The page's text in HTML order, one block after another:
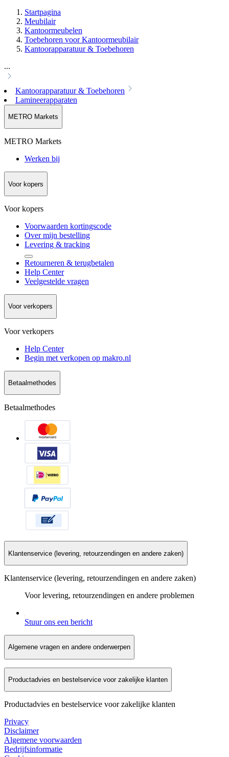
Startpagina
Meubilair
Kantoormeubelen
Toebehoren voor Kantoormeubilair
Kantoorapparatuur & Toebehoren
...
Kantoorapparatuur & Toebehoren
Lamineerapparaten
METRO Markets
METRO Markets
Werken bij
Voor kopers
Voor kopers
Voorwaarden kortingscode
Over mijn bestelling
Levering & tracking
Retourneren & terugbetalen
Help Center
Veelgestelde vragen
Voor verkopers
Voor verkopers
Help Center
Begin met verkopen op makro.nl
Betaalmethodes
Betaalmethodes
Klantenservice (levering, retourzendingen en andere zaken)
Klantenservice (levering, retourzendingen en andere zaken)
Voor levering, retourzendingen en andere problemen
Stuur ons een bericht
Algemene vragen en andere onderwerpen
Productadvies en bestelservice voor zakelijke klanten
Productadvies en bestelservice voor zakelijke klanten
Privacy
Disclaimer
Algemene voorwaarden
Bedrijfsinformatie